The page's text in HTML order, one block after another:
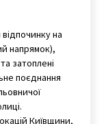
святкового
розклад руху
на
напрямок),
затоплені
поєднання
Київщини,